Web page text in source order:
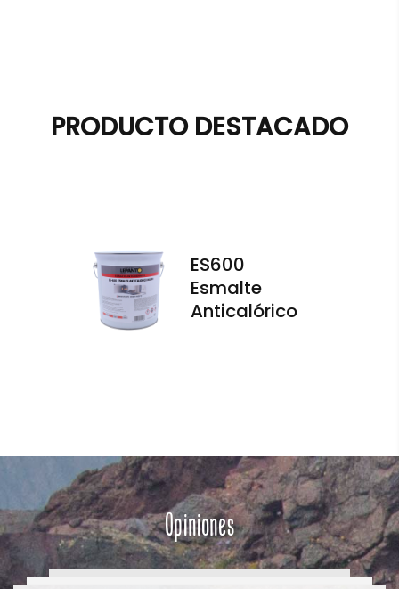
PRODUCTO DESTACADO
ES600
Esmalte
Anticalórico
Opiniones